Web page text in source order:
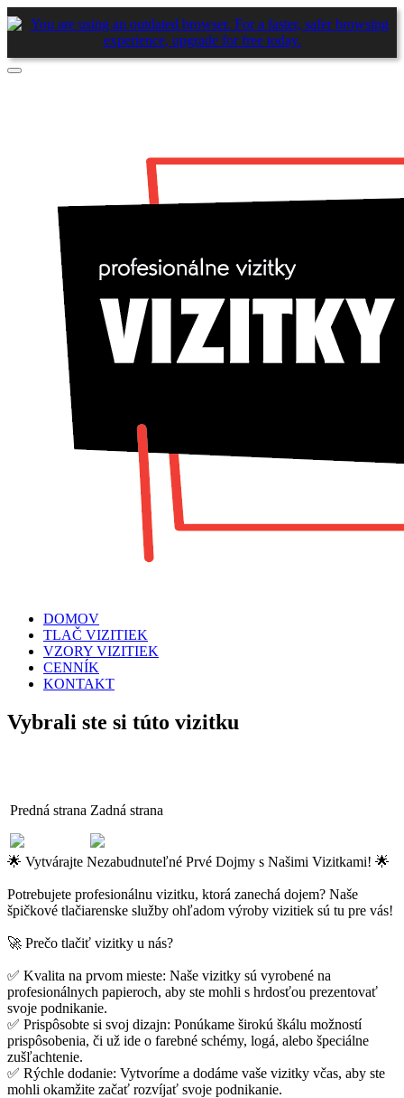
DOMOV
TLAČ VIZITIEK
VZORY VIZITIEK
CENNÍK
KONTAKT
Vybrali ste si túto vizitku
Predná strana Zadná strana
🌟 Vytvárajte Nezabudnuteľné Prvé Dojmy s Našimi Vizitkami! 🌟
Potrebujete profesionálnu vizitku, ktorá zanechá dojem? Naše
špičkové tlačiarenske služby ohľadom výroby vizitiek sú tu pre vás!
🚀 Prečo tlačiť vizitky u nás?
✅ Kvalita na prvom mieste: Naše vizitky sú vyrobené na
profesionálnych papieroch, aby ste mohli s hrdosťou prezentovať
svoje podnikanie.
✅ Prispôsobte si svoj dizajn: Ponúkame širokú škálu možností
prispôsobenia, či už ide o farebné schémy, logá, alebo špeciálne
zušľachtenie.
✅ Rýchle dodanie: Vytvoríme a dodáme vaše vizitky včas, aby ste
mohli okamžite začať rozvíjať svoje podnikanie.